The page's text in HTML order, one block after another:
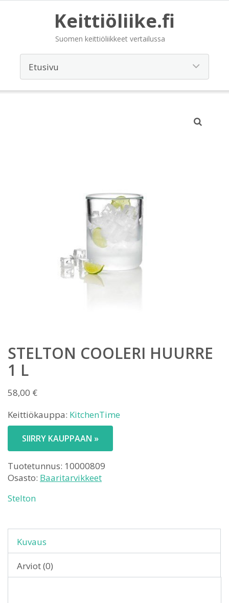
Keittiöliike.fi
Suomen keittiöliikkeet vertailussa
STELTON COOLERI HUURRE
1 L
58,00 €
Keittiökauppa: KitchenTime
SIIRRY KAUPPAAN »
Tuotetunnus: 10000809
Osasto: Baaritarvikkeet
Stelton
Kuvaus
Arviot (0)